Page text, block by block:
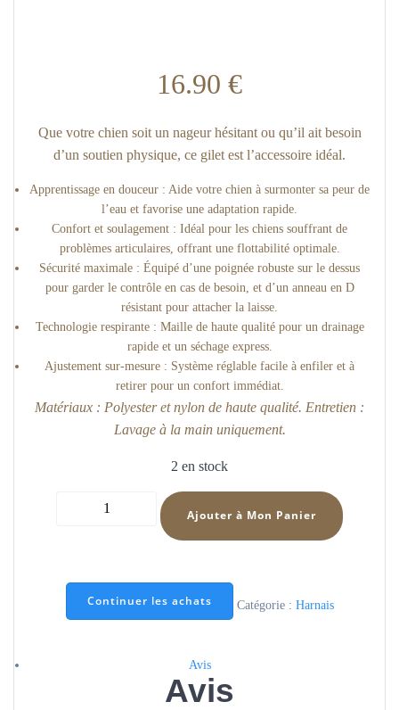
16.90 €
Que votre chien soit un nageur hésitant ou qu’il ait besoin
d’un soutien physique, ce gilet est l’accessoire idéal.
Apprentissage en douceur : Aide votre chien à surmonter sa peur de
l’eau et favorise une adaptation rapide.
Confort et soulagement : Idéal pour les chiens souffrant de
problèmes articulaires, offrant une flottabilité optimale.
Sécurité maximale : Équipé d’une poignée robuste sur le dessus
pour garder le contrôle en cas de besoin, et d’un anneau en D
résistant pour attacher la laisse.
Technologie respirante : Maille de haute qualité pour un drainage
rapide et un séchage express.
Ajustement sur-mesure : Système réglable facile à enfiler et à
retirer pour un confort immédiat.
Matériaux : Polyester et nylon de haute qualité. Entretien :
Lavage à la main uniquement.
2 en stock
quantité
sauvetage
pour
Ajouter à Mon Panier
Continuer les achats Catégorie : Harnais
Avis
Avis